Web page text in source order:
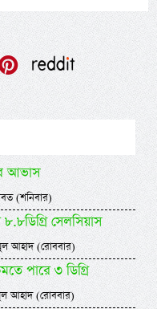
আভাস
(শনিবার)
৮.৮ডিগ্রি সেলসিয়াস
আহাদ (রোববার)
পারে ৩ ডিগ্রি
আহাদ (রোববার)